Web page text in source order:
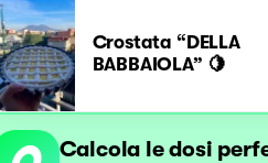
Crostata “DELLA
BABBAIOLA” 🍋
Calcola le dosi